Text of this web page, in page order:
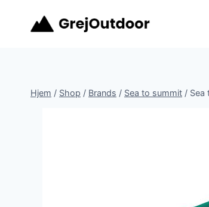
Hjem / Shop / Brands / Sea to summit / Sea